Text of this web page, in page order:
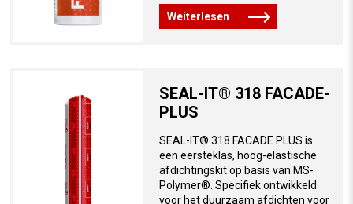
Weiterlesen
SEAL-IT® 318 FACADE-
PLUS
SEAL-IT® 318 FACADE PLUS is
een eersteklas, hoog-elastische
afdichtingskit op basis van MS-
Polymer®. Specifiek ontwikkeld
voor het duurzaam afdichten voor